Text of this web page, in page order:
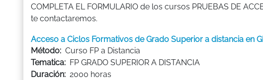
COMPLETA EL FORMULARIO de los cursos PRUEBAS DE
te contactaremos.
Acceso a Ciclos Formativos de Grado Superior a distancia en
Método: Curso FP a Distancia
Tematica: FP GRADO SUPERIOR A DISTANCIA
Duración: 2000 horas